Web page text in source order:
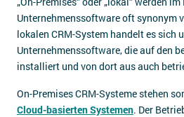
Unternehmenssoftware oft synonym
lokalen CRM-System handelt es sich
Unternehmenssoftware, die auf den
installiert und von dort aus auch
On-Premises CRM-Systeme stehen
Cloud-basierten Systemen. Der